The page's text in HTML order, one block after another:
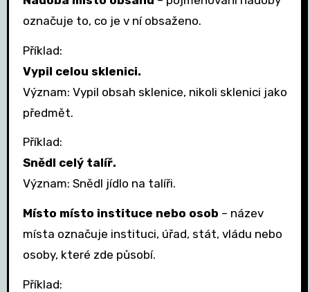
označuje to, co je v ní obsaženo.
Příklad:
Vypil celou sklenici.
Význam: Vypil obsah sklenice, nikoli sklenici jako
předmět.
Příklad:
Snědl celý talíř.
Význam: Snědl jídlo na talíři.
Místo místo instituce nebo osob – název
místa označuje instituci, úřad, stát, vládu nebo
osoby, které zde působí.
Příklad: